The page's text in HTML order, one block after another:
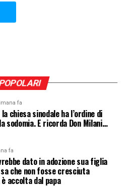
fa
chiesa sinodale ha l’ordine di
sodomia. E ricorda Don Milani…
fa
dato in adozione sua figlia
che non fosse cresciuta
accolta dal papa